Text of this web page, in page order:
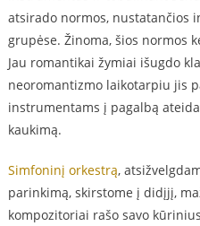
atsirado normos, nustatančios
grupėse. Žinoma, šios normos
Jau romantikai žymiai išugdo
neoromantizmo laikotarpiu jis
instrumentams į pagalbą
kaukimą.
Simfoninį orkestrą,
parinkimą, skirstome į didįjį,
kompozitoriai rašo savo